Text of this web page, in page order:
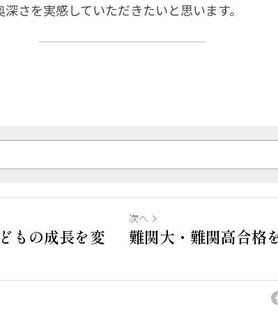
さを実感していただきたいと思います。
もの成長を変
次へ
難関大・難関高合格